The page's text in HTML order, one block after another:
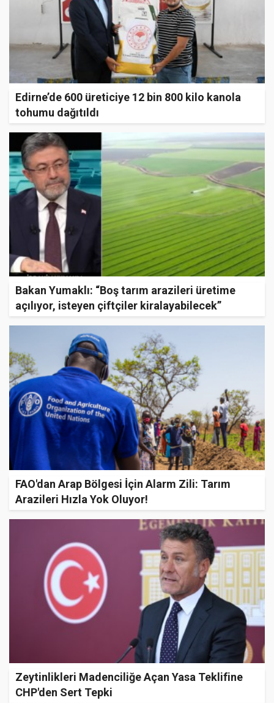
Edirne’de 600 üreticiye 12 bin 800 kilo kanola
tohumu dağıtıldı
Bakan Yumaklı: “Boş tarım arazileri üretime
açılıyor, isteyen çiftçiler kiralayabilecek”
FAO'dan Arap Bölgesi İçin Alarm Zili: Tarım
Arazileri Hızla Yok Oluyor!
Zeytinlikleri Madenciliğe Açan Yasa Teklifine
CHP'den Sert Tepki